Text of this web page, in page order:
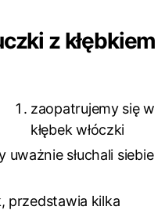
z kłębkiem
zaopatrujemy się w
kłębek włóczki
słuchali siebie
przedstawia kilka